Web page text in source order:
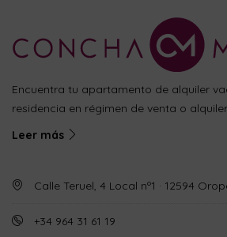
Encuentra tu apartamento de alquiler
residencia en régimen de venta o
Leer más
Calle Teruel, 4 Local nº1 · 12594
+34 964 31 61 19